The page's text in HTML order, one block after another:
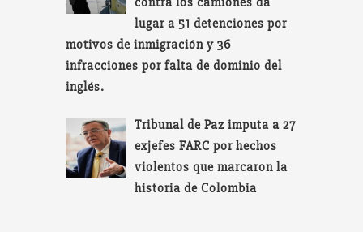
lugar a 51 detenciones por
motivos de inmigración y 36
infracciones por falta de dominio del
inglés.
Tribunal de Paz imputa a 27
exjefes FARC por hechos
violentos que marcaron la
historia de Colombia